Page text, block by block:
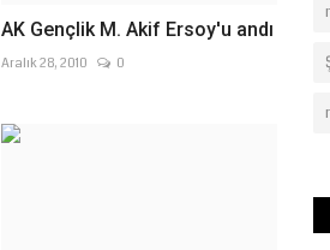
AK Gençlik M. Akif Ersoy'u andı
Aralık 28, 2010 0